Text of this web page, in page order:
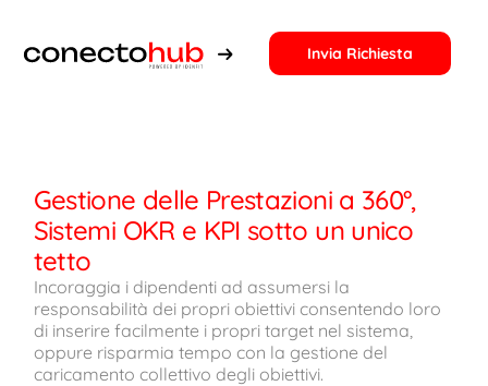
Invia Richiesta
Gestione delle Prestazioni a 360°,
Sistemi OKR e KPI sotto un unico
tetto
Incoraggia i dipendenti ad assumersi la
responsabilità dei propri obiettivi consentendo loro
di inserire facilmente i propri target nel sistema,
oppure risparmia tempo con la gestione del
caricamento collettivo degli obiettivi.